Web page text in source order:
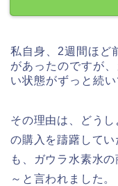
私自身、2週間ほど
があったのですが
い状態がずっと続い
その理由は、どう
の購入を躊躇して
も、ガウラ水素水
～と言われました。